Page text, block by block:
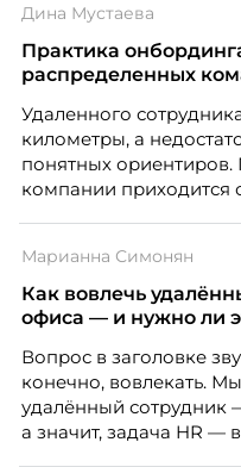
закупкам направления
компании
Дина Мустаева
Практика
распределенных
Удаленного
километры, а
понятных
компании приходится
по работе с
рассказывает, как
распределенной
Марианна Симонян
Как вовлечь
офиса — и нужно ли
Вопрос в заголовке
конечно, вовлекать.
удалённый сотрудник
а значит, задача HR —